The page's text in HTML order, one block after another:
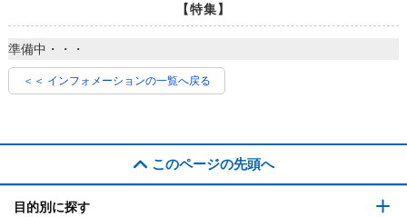
【特集】
準備中・・・
＜＜ インフォメーションの一覧へ戻る
このページの先頭へ
目的別に探す